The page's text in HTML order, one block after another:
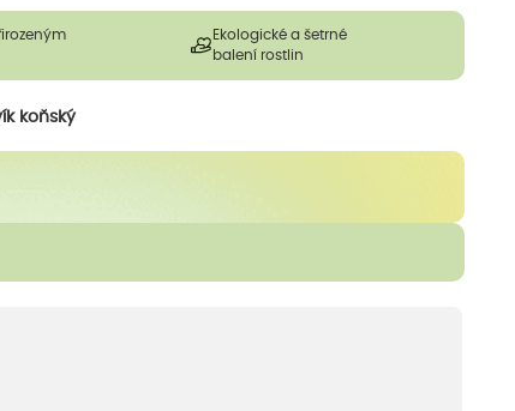
Ekologické a šetrné
balení rostlin
koňský